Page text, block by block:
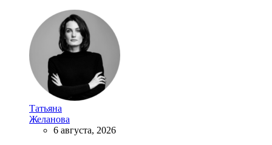
Татьяна
Желанова
6 августа, 2026